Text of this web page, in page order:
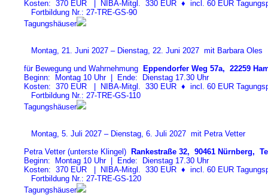
Kosten: 370 EUR | NIBA-Mitgl. 330 EUR ♦ incl. 60 EUR
Fortbildung Nr.: 27-TRE-GS-90
Tagungshäuser
Montag, 21. Juni 2027 – Dienstag, 22. Juni 2027 mit Barbara Oles
für Bewegung und Wahrnehmung
Eppendorfer Weg 57a, 22259
Beginn: Montag 10 Uhr | Ende: Dienstag 17.30 Uhr
Kosten: 370 EUR | NIBA-Mitgl. 330 EUR ♦ incl. 60 EUR
Fortbildung Nr.: 27-TRE-GS-110
Tagungshäuser
Montag, 5. Juli 2027 – Dienstag, 6. Juli 2027 mit Petra Vetter
Petra Vetter (unterste Klingel)
Rankestraße 32, 90461 Nürnberg,
Beginn: Montag 10 Uhr | Ende: Dienstag 17.30 Uhr
Kosten: 370 EUR | NIBA-Mitgl. 330 EUR ♦ incl. 60 EUR
Fortbildung Nr.: 27-TRE-GS-120
Tagungshäuser